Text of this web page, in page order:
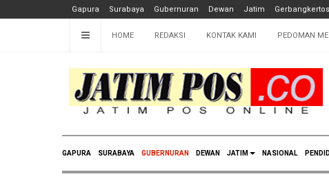
Gapura Surabaya Gubernuran Dewan Jatim
HOME REDAKSI KONTAK KAMI PEDOMAN
GAPURA SURABAYA GUBERNURAN DEWAN JATIM NASIONAL